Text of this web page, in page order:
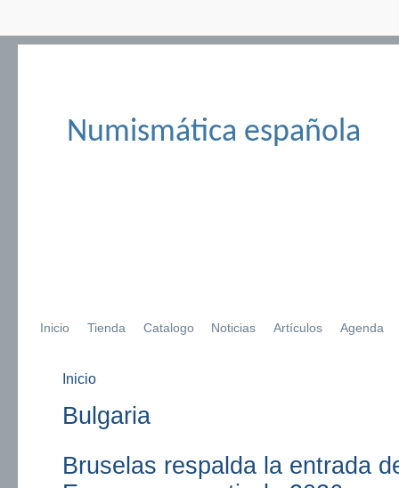
Numismática española
Inicio Tienda Catalogo Noticias Artículos Agenda
Inicio
Bulgaria
Bruselas respalda la entrada